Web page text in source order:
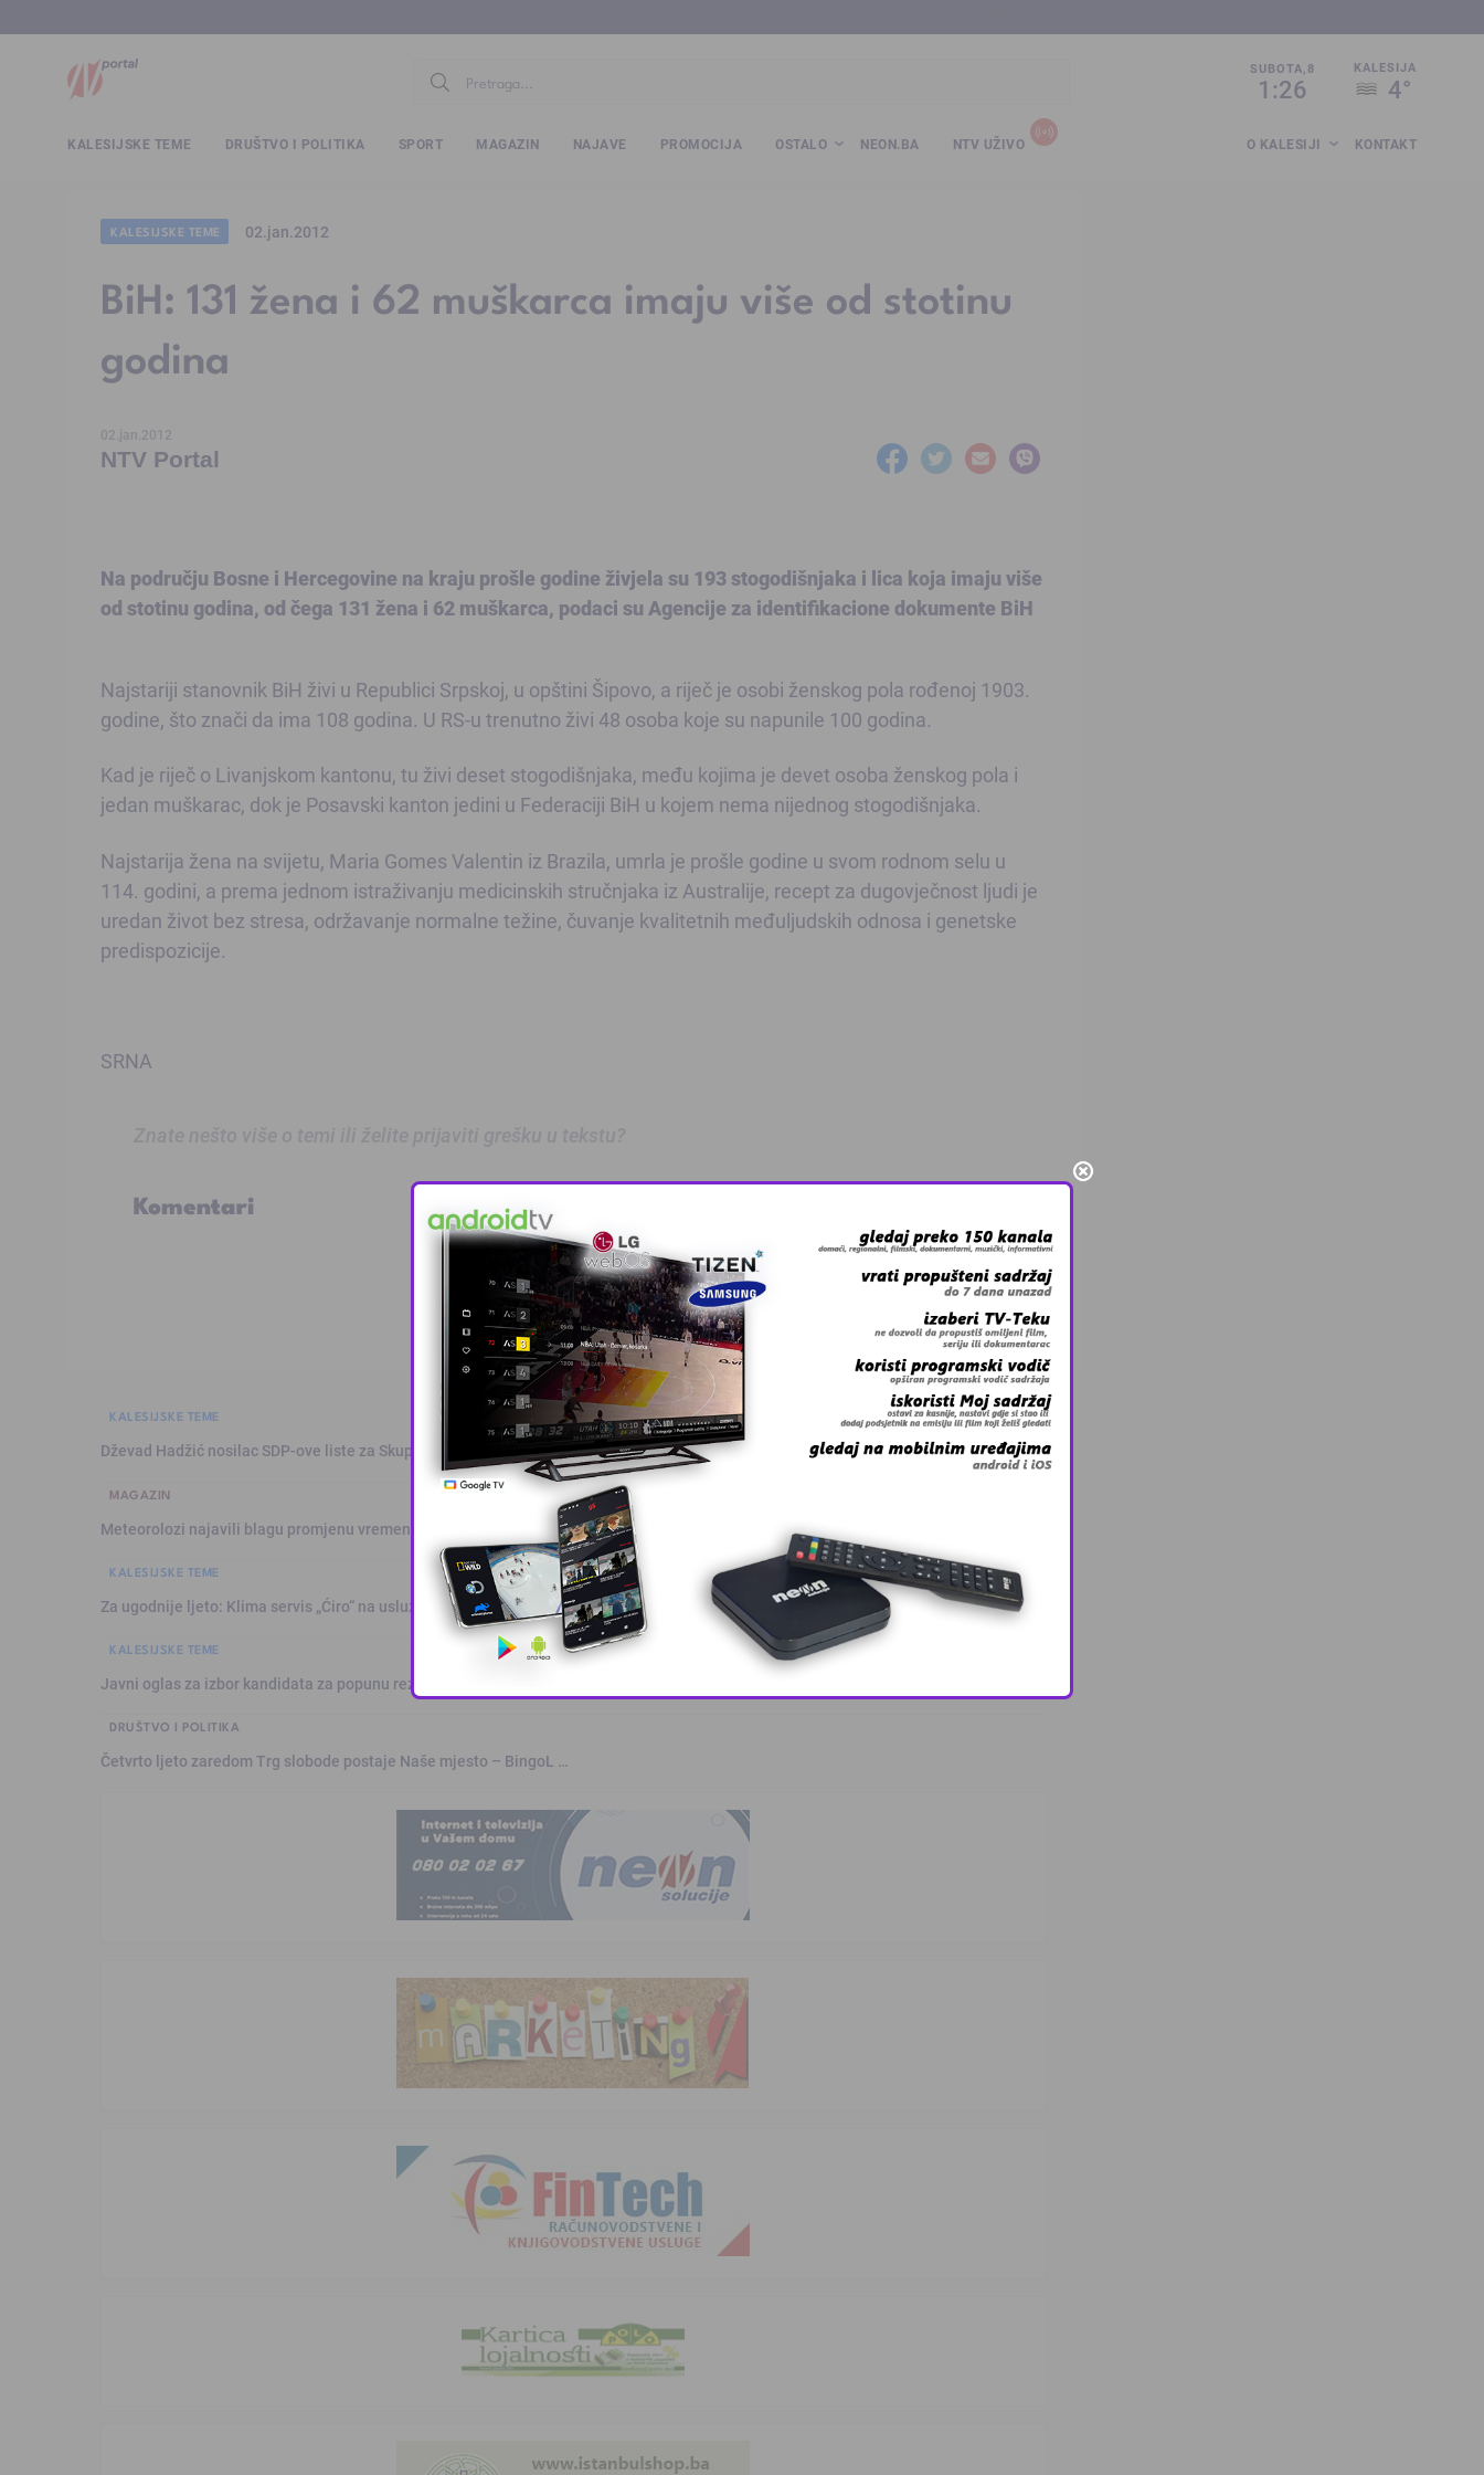
SUBOTA,8
1:26
KALESIJA
4°
KALESIJSKE TEME DRUŠTVO I POLITIKA SPORT MAGAZIN NAJAVE PROMOCIJA OSTALO NEON.BA NTV UŽIVO O KALESIJI KONTAKT
KALESIJSKE TEME 02.jan.2012
BiH: 131 žena i 62 muškarca imaju više od stotinu
godina
02.jan.2012
NTV Portal
Na području Bosne i Hercegovine na kraju prošle godine živjela su 193 stogodišnjaka i lica koja imaju više
od stotinu godina, od čega 131 žena i 62 muškarca, podaci su Agencije za identifikacione dokumente BiH
Najstariji stanovnik BiH živi u Republici Srpskoj, u opštini Šipovo, a riječ je osobi ženskog pola rođenoj 1903.
godine, što znači da ima 108 godina. U RS-u trenutno živi 48 osoba koje su napunile 100 godina.
Kad je riječ o Livanjskom kantonu, tu živi deset stogodišnjaka, među kojima je devet osoba ženskog pola i
jedan muškarac, dok je Posavski kanton jedini u Federaciji BiH u kojem nema nijednog stogodišnjaka.
Najstarija žena na svijetu, Maria Gomes Valentin iz Brazila, umrla je prošle godine u svom rodnom selu u
114. godini, a prema jednom istraživanju medicinskih stručnjaka iz Australije, recept za dugovječnost ljudi je
uredan život bez stresa, održavanje normalne težine, čuvanje kvalitetnih međuljudskih odnosa i genetske
predispozicije.
SRNA
Komentari
KALESIJSKE TEME
Dževad Hadžić nosilac SDP-ove liste za Skupštinu Tuzlanskog kanton …
MAGAZIN
Meteorolozi najavili blagu promjenu vremena: Sutra pljuskovi i grmljav …
KALESIJSKE TEME
Za ugodnije ljeto: Klima servis „Ćiro“ na usluzi građanima
KALESIJSKE TEME
Javni oglas za izbor kandidata za popunu rezervne liste kvalifikovanih …
DRUŠTVO I POLITIKA
Četvrto ljeto zaredom Trg slobode postaje Naše mjesto – BingoL …